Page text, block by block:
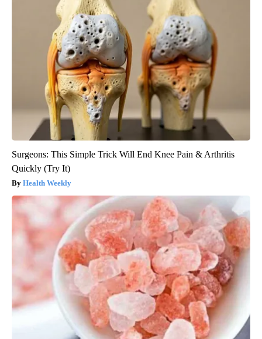
Surgeons: This Simple Trick Will End Knee Pain & Arthritis
Quickly (Try It)
Health Weekly